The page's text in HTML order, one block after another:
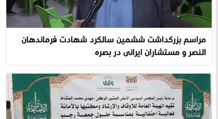
مراسم بزرگداشت ششمین سالگرد شهادت فرماندهان
النصر و مستشاران ایرانی در بصره